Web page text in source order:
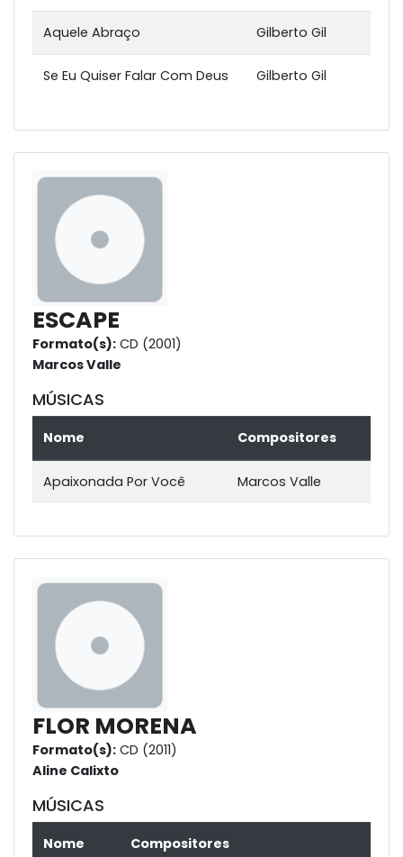
Aquele Abraço Gilberto Gil
Se Eu Quiser Falar Com Deus Gilberto Gil
ESCAPE
Formato(s): CD (2001)
Marcos Valle
MÚSICAS
Nome Compositores
Apaixonada Por Você Marcos Valle
FLOR MORENA
Formato(s): CD (2011)
Aline Calixto
MÚSICAS
Nome Compositores